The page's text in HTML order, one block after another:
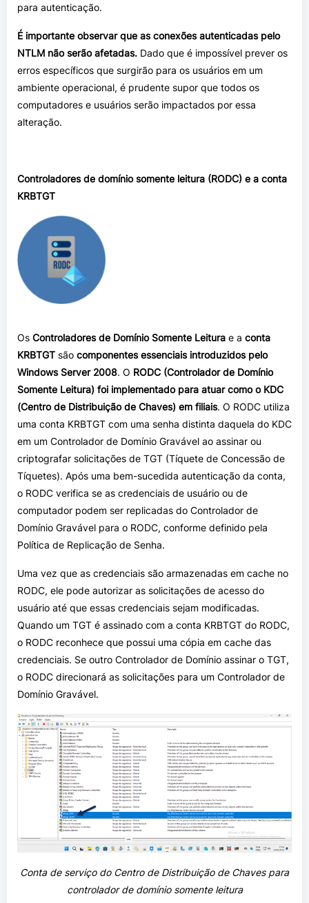
para autenticação.
É importante observar que as conexões autenticadas pelo
NTLM não serão afetadas. Dado que é impossível prever os
erros específicos que surgirão para os usuários em um
ambiente operacional, é prudente supor que todos os
computadores e usuários serão impactados por essa
alteração.
Controladores de domínio somente leitura (RODC) e a conta
KRBTGT
Os Controladores de Domínio Somente Leitura e a conta
KRBTGT são componentes essenciais introduzidos pelo
Windows Server 2008. O RODC (Controlador de Domínio
Somente Leitura) foi implementado para atuar como o KDC
(Centro de Distribuição de Chaves) em filiais. O RODC utiliza
uma conta KRBTGT com uma senha distinta daquela do KDC
em um Controlador de Domínio Gravável ao assinar ou
criptografar solicitações de TGT (Tíquete de Concessão de
Tíquetes). Após uma bem-sucedida autenticação da conta,
o RODC verifica se as credenciais de usuário ou de
computador podem ser replicadas do Controlador de
Domínio Gravável para o RODC, conforme definido pela
Política de Replicação de Senha.
Uma vez que as credenciais são armazenadas em cache no
RODC, ele pode autorizar as solicitações de acesso do
usuário até que essas credenciais sejam modificadas.
Quando um TGT é assinado com a conta KRBTGT do RODC,
o RODC reconhece que possui uma cópia em cache das
credenciais. Se outro Controlador de Domínio assinar o TGT,
o RODC direcionará as solicitações para um Controlador de
Domínio Gravável.
Conta de serviço do Centro de Distribuição de Chaves para
controlador de domínio somente leitura